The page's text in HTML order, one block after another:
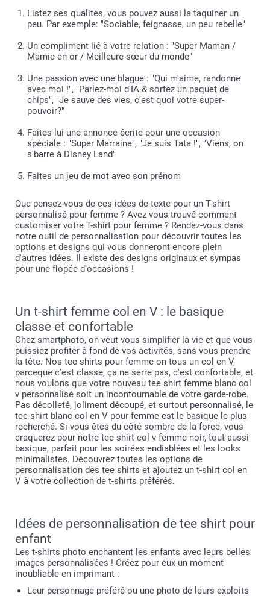
Listez ses qualités, vous pouvez aussi la taquiner un
peu. Par exemple: "Sociable, feignasse, un peu rebelle"
Un compliment lié à votre relation : "Super Maman /
Mamie en or / Meilleure sœur du monde"
Une passion avec une blague : "Qui m'aime, randonne
avec moi !", "Parlez-moi d'IA & sortez un paquet de
chips", "Je sauve des vies, c'est quoi votre super-
pouvoir?"
Faites-lui une annonce écrite pour une occasion
spéciale : "Super Marraine", "Je suis Tata !", "Viens, on
s'barre à Disney Land"
Faites un jeu de mot avec son prénom
Que pensez-vous de ces idées de texte pour un T-shirt
personnalisé pour femme ? Avez-vous trouvé comment
customiser votre T-shirt pour femme ? Rendez-vous dans
notre outil de personnalisation pour découvrir toutes les
options et designs qui vous donneront encore plein
d'autres idées. Il existe des designs originaux et sympas
pour une flopée d'occasions !
Un t-shirt femme col en V : le basique
classe et confortable
Chez smartphoto, on veut vous simplifier la vie et que vous
puissiez profiter à fond de vos activités, sans vous prendre
la tête. Nos tee shirts pour femme on tous un col en V,
parceque c'est classe, ça ne serre pas, c'est confortable, et
nous voulons que votre nouveau tee shirt femme blanc col
v personnalisé soit un incontournable de votre garde-robe.
Pas décolleté, joliment découpé, et surtout personnalisé, le
tee-shirt blanc col en V pour femme est le basique le plus
recherché. Si vous êtes du côté sombre de la force, vous
craquerez pour notre tee shirt col v femme noir, tout aussi
basique, parfait pour les soirées endiablées et les looks
minimalistes. Découvrez toutes les options de
personnalisation des tee shirts et ajoutez un t-shirt col en
V à votre collection de t-shirts préférés.
Idées de personnalisation de tee shirt pour
enfant
Les t-shirts photo enchantent les enfants avec leurs belles
images personnalisées ! Créez pour eux un moment
inoubliable en imprimant :
Leur personnage préféré ou une photo de leurs exploits